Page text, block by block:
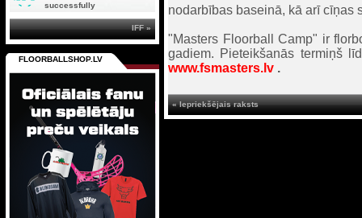
nodarbības baseinā, kā arī cīņas
"Masters Floorball Camp" ir
gadiem. Pieteikšanās termiņš
www.fsmasters.lv .
« Iepriekšējais raksts
successfully
IFF »
FLOORBALLSHOP.LV